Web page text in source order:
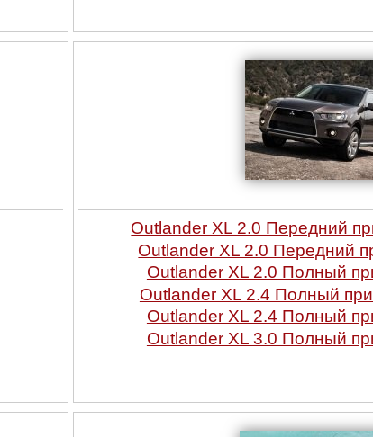
Outlander XL 2.0 Передний
Outlander XL 2.0 Передний
Outlander XL 2.0 Полный
Outlander XL 2.4 Полный
Outlander XL 2.4 Полный
Outlander XL 3.0 Полный